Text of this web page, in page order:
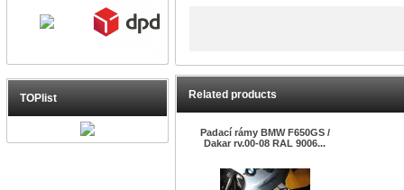
TOPlist Related products
Padací rámy BMW F650GS /
Dakar rv.00-08 RAL 9006...